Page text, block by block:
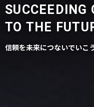
SUCCEEDING
TO THE
信頼を未来につないでい